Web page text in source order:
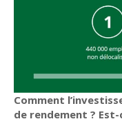
Comment
de rendement ? Est-